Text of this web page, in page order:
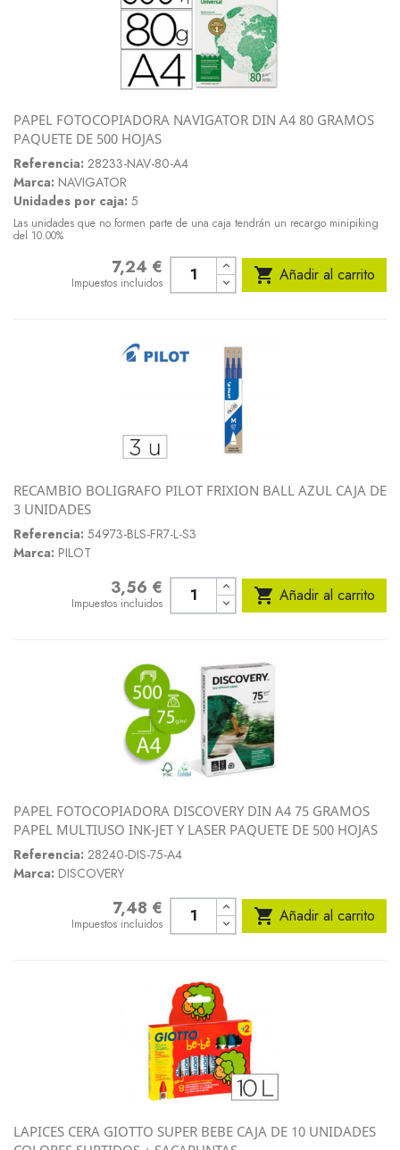
PAPEL FOTOCOPIADORA NAVIGATOR DIN A4 80 GRAMOS
PAQUETE DE 500 HOJAS
Referencia: 28233-NAV-80-A4
Marca: NAVIGATOR
Unidades por caja: 5
Las unidades que no formen parte de una caja tendrán un recargo minipiking
del 10.00%
7,24 €
Impuestos incluidos  Añadir al carrito
RECAMBIO BOLIGRAFO PILOT FRIXION BALL AZUL CAJA DE
3 UNIDADES
Referencia: 54973-BLS-FR7-L-S3
Marca: PILOT
3,56 €
Impuestos incluidos  Añadir al carrito
PAPEL FOTOCOPIADORA DISCOVERY DIN A4 75 GRAMOS
PAPEL MULTIUSO INK-JET Y LASER PAQUETE DE 500 HOJAS
Referencia: 28240-DIS-75-A4
Marca: DISCOVERY
7,48 €
Impuestos incluidos  Añadir al carrito
LAPICES CERA GIOTTO SUPER BEBE CAJA DE 10 UNIDADES